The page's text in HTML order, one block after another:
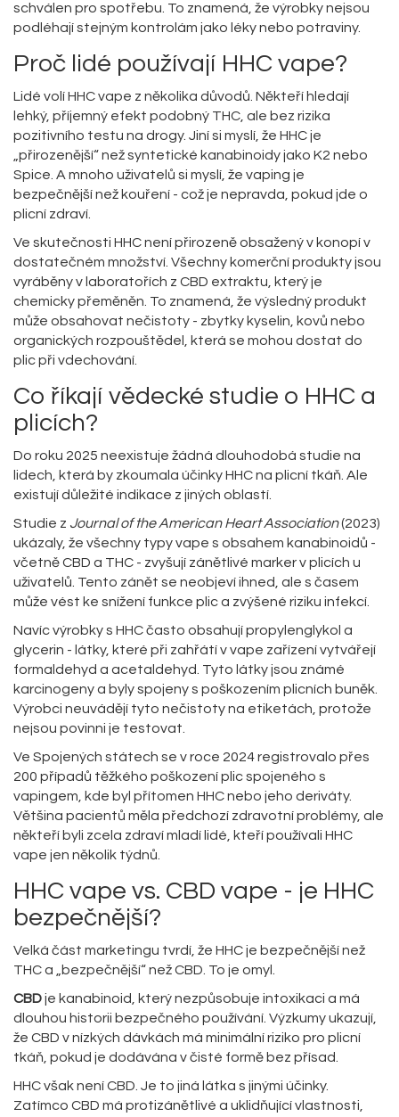
schválen pro spotřebu. To znamená, že výrobky nejsou
podléhají stejným kontrolám jako léky nebo potraviny.
Proč lidé používají HHC vape?
Lidé volí HHC vape z několika důvodů. Někteří hledají
lehký, příjemný efekt podobný THC, ale bez rizika
pozitivního testu na drogy. Jiní si myslí, že HHC je
„přirozenější“ než syntetické kanabinoidy jako K2 nebo
Spice. A mnoho uživatelů si myslí, že vaping je
bezpečnější než kouření - což je nepravda, pokud jde o
plicní zdraví.
Ve skutečnosti HHC není přirozeně obsažený v konopí v
dostatečném množství. Všechny komerční produkty jsou
vyráběny v laboratořích z CBD extraktu, který je
chemicky přeměněn. To znamená, že výsledný produkt
může obsahovat nečistoty - zbytky kyselin, kovů nebo
organických rozpouštědel, která se mohou dostat do
plic při vdechování.
Co říkají vědecké studie o HHC a
plicích?
Do roku 2025 neexistuje žádná dlouhodobá studie na
lidech, která by zkoumala účinky HHC na plicní tkáň. Ale
existují důležité indikace z jiných oblastí.
Studie z Journal of the American Heart Association(2023)
ukázaly, že všechny typy vape s obsahem kanabinoidů -
včetně CBD a THC - zvyšují zánětlivé marker v plicích u
uživatelů. Tento zánět se neobjeví ihned, ale s časem
může vést ke snížení funkce plic a zvýšené riziku infekcí.
Navíc výrobky s HHC často obsahují propylenglykol a
glycerin - látky, které při zahřátí v vape zařízení vytvářejí
formaldehyd a acetaldehyd. Tyto látky jsou známé
karcinogeny a byly spojeny s poškozením plicních buněk.
Výrobci neuvádějí tyto nečistoty na etiketách, protože
nejsou povinni je testovat.
Ve Spojených státech se v roce 2024 registrovalo přes
200 případů těžkého poškození plic spojeného s
vapingem, kde byl přítomen HHC nebo jeho deriváty.
Většina pacientů měla předchozí zdravotní problémy, ale
někteří byli zcela zdraví mladí lidé, kteří používali HHC
vape jen několik týdnů.
HHC vape vs. CBD vape - je HHC
bezpečnější?
Velká část marketingu tvrdí, že HHC je bezpečnější než
THC a „bezpečnější“ než CBD. To je omyl.
CBDje kanabinoid, který nezpůsobuje intoxikaci a má
dlouhou historii bezpečného používání. Výzkumy ukazují,
že CBD v nízkých dávkách má minimální riziko pro plicní
tkáň, pokud je dodávána v čisté formě bez přísad.
HHC však není CBD. Je to jiná látka s jinými účinky.
Zatímco CBD má protizánětlivé a uklidňující vlastnosti,